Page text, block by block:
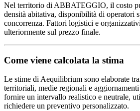
Nel territorio di ABBATEGGIO, il costo
densità abitativa, disponibilità di operatori
concorrenza. Fattori logistici e
ulteriormente sul prezzo finale.
Come viene calcolata la stima
Le stime di Aequilibrium sono elaborate
territoriali, medie regionali e
fornire un intervallo realistico e neutrale,
richiedere un preventivo personalizzato.